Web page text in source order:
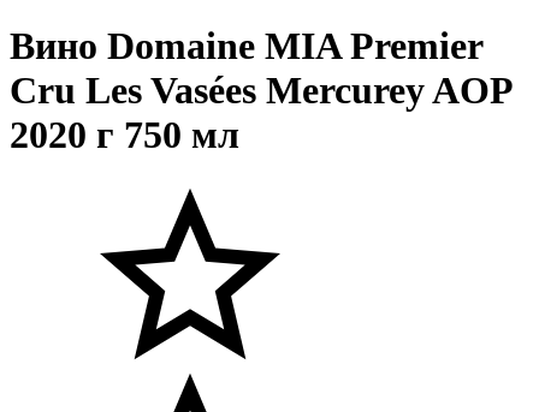
Вино Domaine MIA Premier
Cru Les Vasées Mercurey AOP
2020 г 750 мл